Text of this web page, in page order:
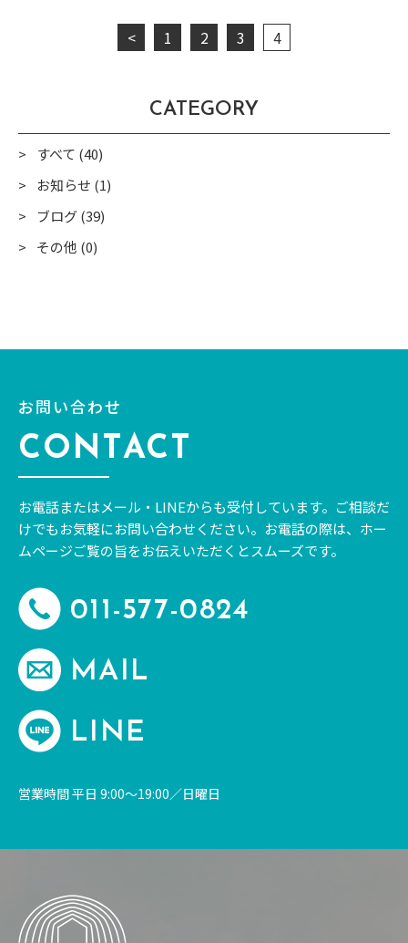
札幌の家の外壁塗装する範囲が広いとそれだけ費用は高くなる傾
向にあります。 ただ、外壁塗装の範囲だけで費用が決まるわけで
カル系の塗料、無機塗料などさまざまなタイプの塗料を使ってい
形状が特殊な場合や下地処理などで追加工事が必要になる場合も
費用は変わってきます。 札幌の外壁塗装の専門業者によっても費
用は変わってくるため、注意が必要です。 外壁塗装の依頼を検討
■札幌市の区別の外壁塗装相場 札幌市全体の外壁塗装の費用相
場は100万円～170万円ほどになっています。 ただ、同じ札幌市
でも地域によって費用相場が違っているため注意してください。
す。 このあたりの区の費用相場は、ほぼ札幌市全体の費用相場に
の費用相場は110万円～180万円ほどです。 札幌市全体の費用相
場よりやや高額になります。 札幌市中央区も札幌市全体の費用相
場よりやや高額になっており、外壁塗装の費用相場は120万円～
200万円になっています。 費用相場については「外壁塗装に必ず
このくらいの金額がかかる」「外壁塗装が必ずこの費用範囲にな
< 1 2 3 4
CATEGORY
すべて (40)
お知らせ (1)
ブログ (39)
その他 (0)
お問い合わせ
CONTACT
お電話またはメール・LINEからも受付しています。 ご相談だ
けでもお気軽にお問い合わせください。 お電話の際は、ホー
ムページご覧の旨をお伝えいただくとスムーズです。
011-577-0824
MAIL
LINE
営業時間 平日 9:00～19:00／日曜日